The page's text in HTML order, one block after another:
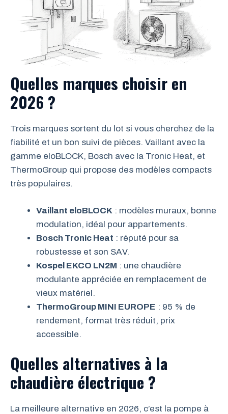
Quelles marques choisir en
2026 ?
Trois marques sortent du lot si vous cherchez de la
fiabilité et un bon suivi de pièces. Vaillant avec la
gamme eloBLOCK, Bosch avec la Tronic Heat, et
ThermoGroup qui propose des modèles compacts
très populaires.
Vaillant eloBLOCK : modèles muraux, bonne
modulation, idéal pour appartements.
Bosch Tronic Heat : réputé pour sa
robustesse et son SAV.
Kospel EKCO LN2M : une chaudière
modulante appréciée en remplacement de
vieux matériel.
ThermoGroup MINI EUROPE : 95 % de
rendement, format très réduit, prix
accessible.
Quelles alternatives à la
chaudière électrique ?
La meilleure alternative en 2026, c’est la pompe à